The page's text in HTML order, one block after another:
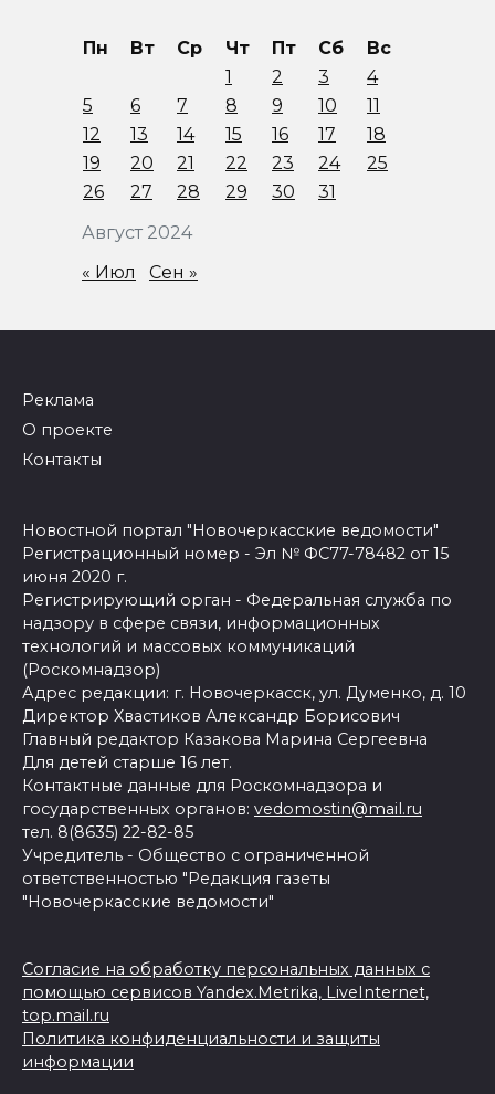
Август 2024
Пн Вт Ср Чт Пт Сб
Вс
1
2 3
4
5
6 7 8 9 10
11
12
13 14 15 16 17
18
19
20 21 22 23 24
25
26
27 28 29 30 31
« Июл Сен »
Реклама
О проекте
Контакты
Новостной портал "Новочеркасские ведомости"
Регистрационный номер - Эл № ФС77-78482 от 15
июня 2020 г.
Регистрирующий орган - Федеральная служба по
надзору в сфере связи, информационных
технологий и массовых коммуникаций
(Роскомнадзор)
Адрес редакции: г. Новочеркасск, ул. Думенко, д. 10
Директор Хвастиков Александр Борисович
Главный редактор Казакова Марина Сергеевна
Для детей старше 16 лет.
Контактные данные для Роскомнадзора и
государственных органов: vedomostin@mail.ru
тел. 8(8635) 22-82-85
Учредитель - Общество с ограниченной
ответственностью "Редакция газеты
"Новочеркасские ведомости"
Согласие на обработку персональных данных с
помощью сервисов Yandex.Metrika, LiveInternet,
top.mail.ru
Политика конфиденциальности и защиты
информации